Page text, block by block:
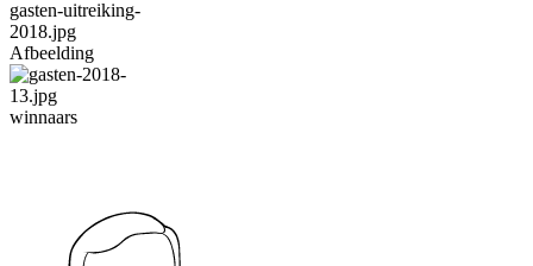
Afbeelding
winnaars